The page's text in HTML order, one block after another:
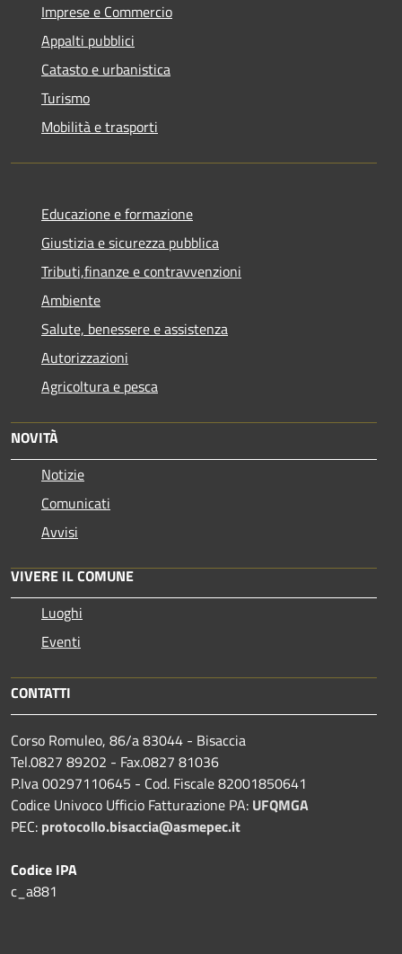
Imprese e Commercio
Appalti pubblici
Catasto e urbanistica
Turismo
Mobilità e trasporti
Educazione e formazione
Giustizia e sicurezza pubblica
Tributi,finanze e contravvenzioni
Ambiente
Salute, benessere e assistenza
Autorizzazioni
Agricoltura e pesca
NOVITÀ
Notizie
Comunicati
Avvisi
VIVERE IL COMUNE
Luoghi
Eventi
CONTATTI
Corso Romuleo, 86/a 83044 - Bisaccia
Tel.0827 89202 - Fax.0827 81036
P.Iva 00297110645 - Cod. Fiscale 82001850641
Codice Univoco Ufficio Fatturazione PA: UFQMGA
PEC: protocollo.bisaccia@asmepec.it
Codice IPA
c_a881